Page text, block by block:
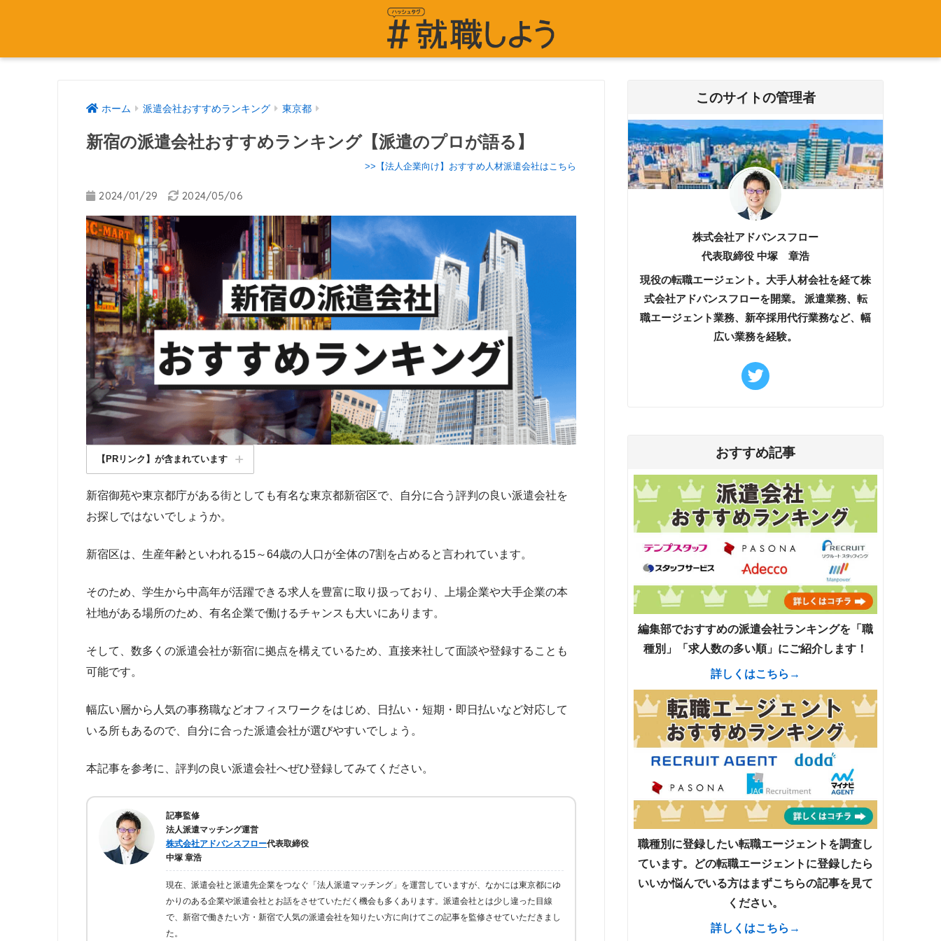
ホーム 派遣会社おすすめランキング 東京都
新宿の派遣会社おすすめランキング【派遣のプロが語る】
>>【法人企業向け】おすすめ人材派遣会社はこちら
2024/01/29 2024/05/06
【PRリンク】が含まれています
新宿御苑や東京都庁がある街としても有名な東京都新宿区で、自分に合う評判の良い派遣会社を
お探しではないでしょうか。
新宿区は、生産年齢といわれる15～64歳の人口が全体の7割を占めると言われています。
そのため、学生から中高年が活躍できる求人を豊富に取り扱っており、上場企業や大手企業の本
社地がある場所のため、有名企業で働けるチャンスも大いにあります。
そして、数多くの派遣会社が新宿に拠点を構えているため、直接来社して面談や登録することも
可能です。
幅広い層から人気の事務職などオフィスワークをはじめ、日払い・短期・即日払いなど対応して
いる所もあるので、自分に合った派遣会社が選びやすいでしょう。
本記事を参考に、評判の良い派遣会社へぜひ登録してみてください。
記事監修
法人派遣マッチング運営
株式会社アドバンスフロー代表取締役
中塚 章浩
現在、派遣会社と派遣先企業をつなぐ「法人派遣マッチング」を運営していますが、なかには東京都にゆ
かりのある企業や派遣会社とお話をさせていただく機会も多くあります。派遣会社とは少し違った目線
で、新宿で働きたい方・新宿で人気の派遣会社を知りたい方に向けてこの記事を監修させていただきまし
た。
このサイトの管理者
株式会社アドバンスフロー
代表取締役 中塚 章浩
現役の転職エージェント。大手人材会社を経て株
式会社アドバンスフローを開業。 派遣業務、転
職エージェント業務、新卒採用代行業務など、幅
広い業務を経験。
おすすめ記事
編集部でおすすめの派遣会社ランキングを「職
種別」「求人数の多い順」にご紹介します！
詳しくはこちら→
職種別に登録したい転職エージェントを調査し
ています。どの転職エージェントに登録したら
いいか悩んでいる方はまずこちらの記事を見て
ください。
詳しくはこちら→